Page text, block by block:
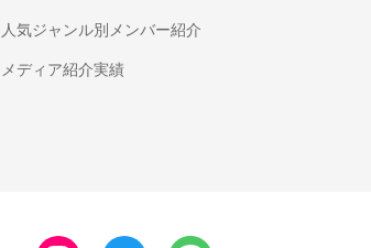
人気ジャンル別メンバー紹介
メディア紹介実績